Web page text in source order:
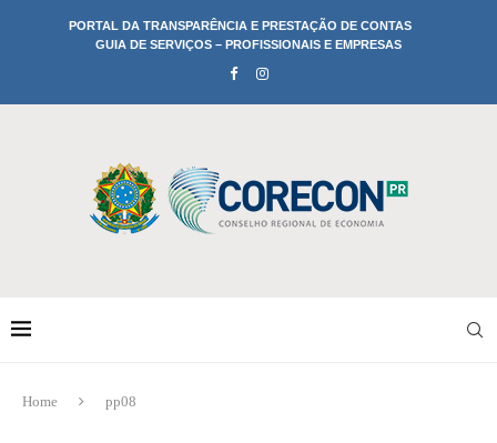
PORTAL DA TRANSPARÊNCIA E PRESTAÇÃO DE CONTAS
GUIA DE SERVIÇOS – PROFISSIONAIS E EMPRESAS
Home pp08